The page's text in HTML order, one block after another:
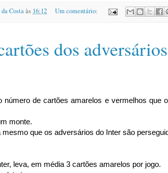
Costaàs 16:12 Um comentário:
dos
número de cartões amarelos e vermelhos que
monte.
mesmo que os adversários do Inter são
leva, em média 3 cartões amarelos por jogo.